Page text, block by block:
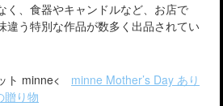
く、食器やキャンドルなど、お店で
違う特別な作品が数多く出品されてい
ト minne< minne Mother’s Day あり
贈り物